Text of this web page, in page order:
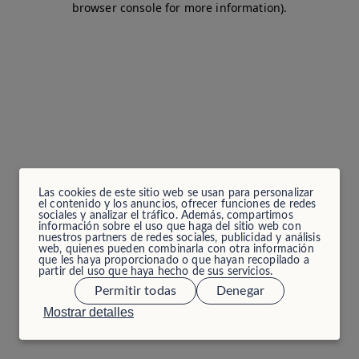
Las cookies de este sitio web se usan para personalizar
el contenido y los anuncios, ofrecer funciones de redes
sociales y analizar el tráfico. Además, compartimos
información sobre el uso que haga del sitio web con
nuestros partners de redes sociales, publicidad y análisis
web, quienes pueden combinarla con otra información
que les haya proporcionado o que hayan recopilado a
partir del uso que haya hecho de sus servicios.
Mostrar detalles
Permitir todas Denegar
browser console for more information).